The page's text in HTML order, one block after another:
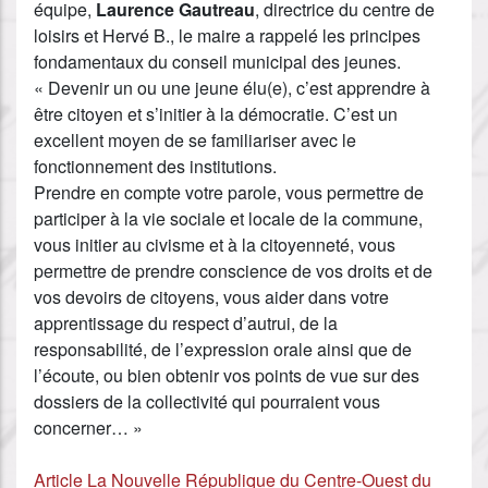
équipe, Laurence Gautreau, directrice du centre de
loisirs et Hervé B., le maire a rappelé les principes
fondamentaux du conseil municipal des jeunes.
« Devenir un ou une jeune élu(e), c’est apprendre à
être citoyen et s’initier à la démocratie. C’est un
excellent moyen de se familiariser avec le
fonctionnement des institutions.
Prendre en compte votre parole, vous permettre de
participer à la vie sociale et locale de la commune,
vous initier au civisme et à la citoyenneté, vous
permettre de prendre conscience de vos droits et de
vos devoirs de citoyens, vous aider dans votre
apprentissage du respect d’autrui, de la
responsabilité, de l’expression orale ainsi que de
l’écoute, ou bien obtenir vos points de vue sur des
dossiers de la collectivité qui pourraient vous
concerner… »
Article La Nouvelle République du Centre-Ouest du